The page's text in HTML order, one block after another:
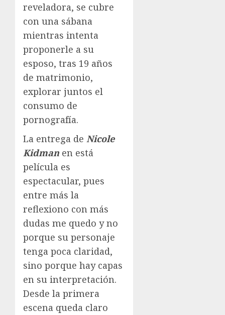
reveladora, se cubre
con una sábana
mientras intenta
proponerle a su
esposo, tras 19 años
de matrimonio,
explorar juntos el
consumo de
pornografía.
La entrega de Nicole
Kidman en está
película es
espectacular, pues
entre más la
reflexiono con más
dudas me quedo y no
porque su personaje
tenga poca claridad,
sino porque hay capas
en su interpretación.
Desde la primera
escena queda claro